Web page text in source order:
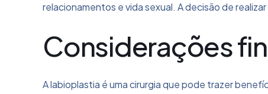
relacionamentos e vida sexual. A decisão de
Considerações
A labioplastia é uma cirurgia que pode trazer